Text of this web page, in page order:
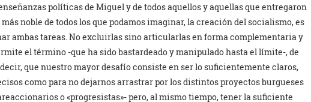
políticas de Miguel y de todos aquellos y aquellas que entregaron
noble de todos los que podamos imaginar, la creación del socialismo, es
ambas tareas. No excluirlas sino articularlas en forma complementaria y
el término -que ha sido bastardeado y manipulado hasta el límite-, de
que nuestro mayor desafío consiste en ser lo suficientemente claros,
como para no dejarnos arrastrar por los distintos proyectos burgueses
o «progresistas»- pero, al mismo tiempo, tener la suficiente